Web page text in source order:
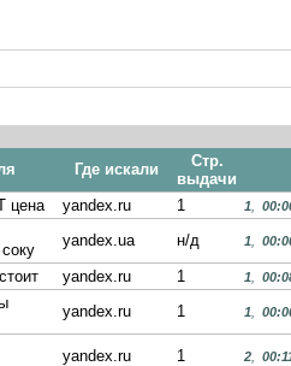
Где искали
Стр.
выдачи
цена
yandex.ru 1 1
yandex.ua н/д 1
yandex.ru 1 1
yandex.ru 1 1
yandex.ru 1 2